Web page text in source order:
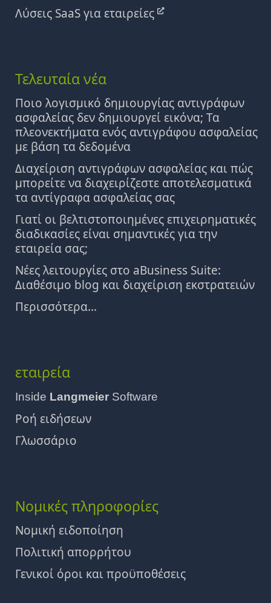
Λύσεις SaaS για εταιρείες
Τελευταία νέα
Ποιο λογισμικό δημιουργίας αντιγράφων
ασφαλείας δεν δημιουργεί εικόνα; Τα
πλεονεκτήματα ενός αντιγράφου ασφαλείας
με βάση τα δεδομένα
Διαχείριση αντιγράφων ασφαλείας και πώς
μπορείτε να διαχειρίζεστε αποτελεσματικά
τα αντίγραφα ασφαλείας σας
Γιατί οι βελτιστοποιημένες επιχειρηματικές
διαδικασίες είναι σημαντικές για την
εταιρεία σας;
Νέες λειτουργίες στο aBusiness Suite:
Διαθέσιμο blog και διαχείριση εκστρατειών
Περισσότερα...
εταιρεία
Inside Langmeier Software
Ροή ειδήσεων
Γλωσσάριο
Νομικές πληροφορίες
Νομική ειδοποίηση
Πολιτική απορρήτου
Γενικοί όροι και προϋποθέσεις